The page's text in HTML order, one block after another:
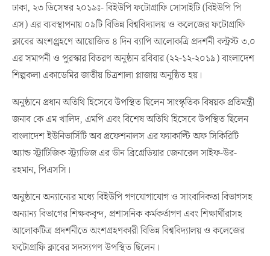
ঢাকা, ২৩ ডিসেম্বর ২০১৯ঃ- বিইউপি ফটোগ্রাফি সোসাইটি (বিইউপি পি
এস) এর ব্যবস্থাপনায় ০৯টি বিভিন্ন বিশ্ববিদ্যালয় ও কলেজের ফটোগ্রাফি
ক্লাবের অংশগ্র্রহণে আয়োজিত ৪ দিন ব্যাপি আলোকত্রি প্রদর্শনী কন্ট্রস্ট ৩.০
এর সমাপনী ও পুরস্কার বিতরণ অনুষ্ঠান রবিবার (২২-১২-২০১৯) বাংলাদেশ
শিল্পকলা একাডেমির জাতীয় চিত্রশালা প্লাজায় অনুষ্ঠিত হয়।
অনুষ্ঠানে প্রধান অতিথি হিসেবে উপস্থিত ছিলেন সাংস্কৃতিক বিষয়ক প্রতিমন্ত্রী
জনাব কে এম খালিদ, এমপি এবং বিশেষ অতিথি হিসেবে উপস্থিত ছিলেন
বাংলাদেশ ইউনিভার্সিটি অব প্রফেশনালস এর ফ্যাকাল্টি অফ সিকিরিটি
অ্যান্ড স্ট্রাটিজিক স্ট্র্যাডিজ এর ডীন ব্রিগ্রেডিয়ার জেনারেল সাইফ-উর-
রহমান, পিএসসি।
অনুষ্ঠানে অন্যান্যের মধ্যে বিইউপি গণযোগাযোগ ও সাংবাদিকতা বিভাগসহ
অন্যান্য বিভাগের শিক্ষকবৃন্দ, প্রশাসনিক কর্মকর্তাগণ এবং শিক্ষার্থীরাসহ
আলোকটিত্র প্রদর্শনীতে অংশগ্রহণকারী বিভিন্ন বিশ্ববিদ্যালয় ও কলেজের
ফটোগ্রাফি ক্লাবের সদস্যগণ উপস্থিত ছিলেন।